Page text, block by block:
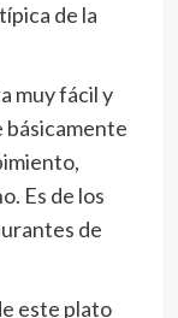
de la
muy fácil y
básicamente
Es de los
de
este plato